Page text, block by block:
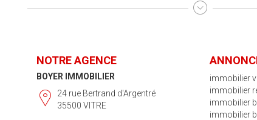
NOTRE AGENCE
BOYER IMMOBILIER
24 rue Bertrand d'Argentré
35500 VITRE
immobilier
immobilier
immobilier
immobilier